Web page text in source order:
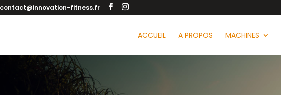
contact@innovation-fitness.fr
ACCUEIL A PROPOS MACHINES